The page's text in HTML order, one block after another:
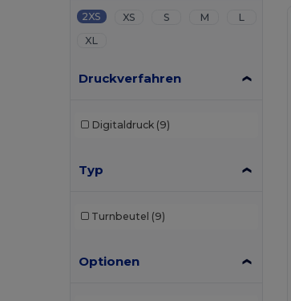
2XS XS S M
L
XL
Druckverfahren
Digitaldruck (9)
Typ
Turnbeutel (9)
Optionen